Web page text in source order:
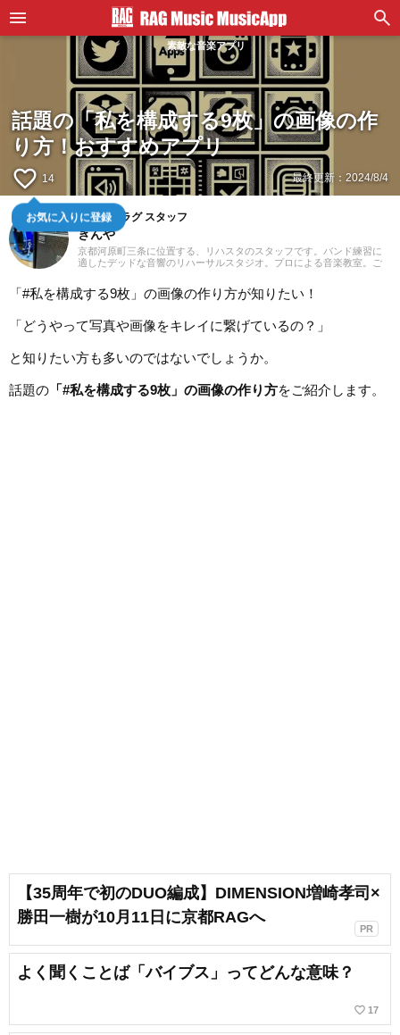
素敵な音楽アプリ
話題の「私を構成する9枚」の画像の作
り方！おすすめアプリ
favorite_border 14
お気に入りに登録
最終更新： 2024/8/4
スタジオラグ スタッフ
きんや
京都河原町三条に位置する、リハスタのスタッフです。バンド練習に
適したデッドな音響のリハーサルスタジオ。プロによる音楽教室。ご
ジオラグらしさ」を追求してまいります。
「#私を構成する9枚」の画像の作り方が知りたい！
「どうやって写真や画像をキレイに繋げているの？」
と知りたい方も多いのではないでしょうか。
話題の 「#私を構成する9枚」の画像の作り方をご紹介します。
【35周年で初のDUO編成】DIMENSION増崎孝司×
勝田一樹が10月11日に京都RAGへ
PR
よく聞くことば「バイブス」ってどんな意味？
favorite_border 17